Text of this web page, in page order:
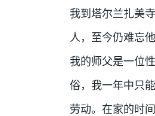
我到塔尔兰扎美
人，至今仍难忘
我的师父是一位
俗，我一年中只
劳动。在家的时